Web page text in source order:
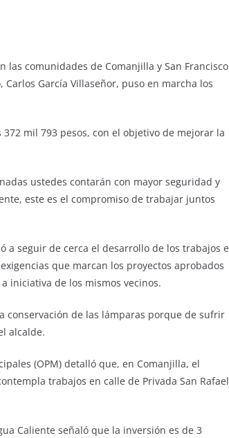
las comunidades de Comanjilla y San Francisco
García Villaseñor, puso en marcha los
mil 793 pesos, con el objetivo de mejorar la
ustedes contarán con mayor seguridad y
este es el compromiso de trabajar juntos
a seguir de cerca el desarrollo de los trabajos e
que marcan los proyectos aprobados
iniciativa de los mismos vecinos.
conservación de las lámparas porque de sufrir
alcalde.
(OPM) detalló que, en Comanjilla, el
trabajos en calle de Privada San Rafael
Caliente señaló que la inversión es de 3